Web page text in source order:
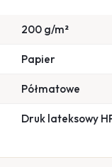
200 g/m²
Papier
Półmatowe
Druk lateksowy